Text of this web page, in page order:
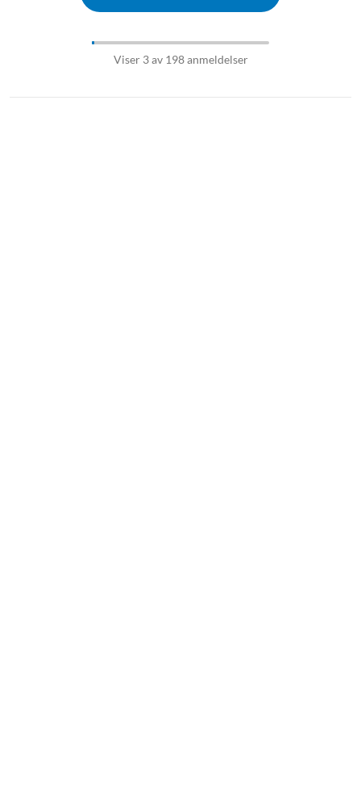
Viser 3 av 198 anmeldelser